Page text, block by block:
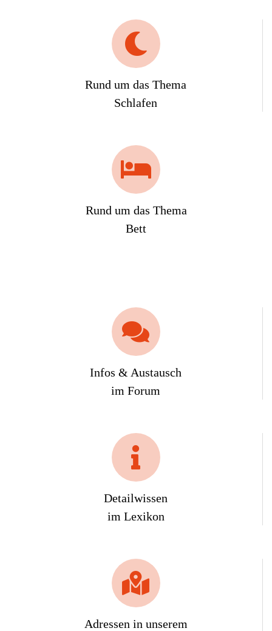
Rund um das Thema
Schlafen
Rund um das Thema
Bett
Infos & Austausch
im Forum
Detailwissen
im Lexikon
Adressen in unserem